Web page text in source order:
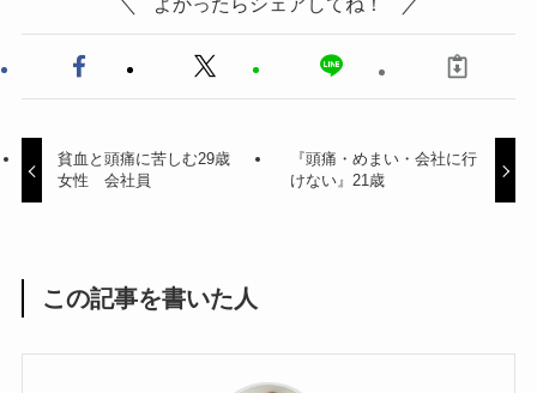
貧血と頭痛に苦しむ29歳
女性 会社員
『頭痛・めまい・会社に行
けない』21歳
この記事を書いた人